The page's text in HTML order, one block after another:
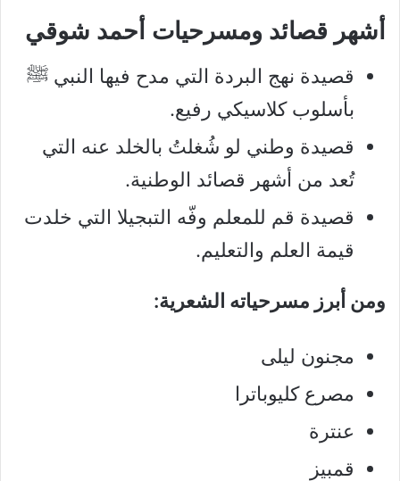
أشهر قصائد ومسرحيات أحمد شوقي
قصيدة نهج البردة التي مدح فيها النبي ﷺ
بأسلوب كلاسيكي رفيع.
قصيدة وطني لو شُغلتُ بالخلد عنه التي
تُعد من أشهر قصائد الوطنية.
قصيدة قم للمعلم وفّه التبجيلا التي خلدت
قيمة العلم والتعليم.
ومن أبرز مسرحياته الشعرية:
مجنون ليلى
مصرع كليوباترا
عنترة
قمبيز